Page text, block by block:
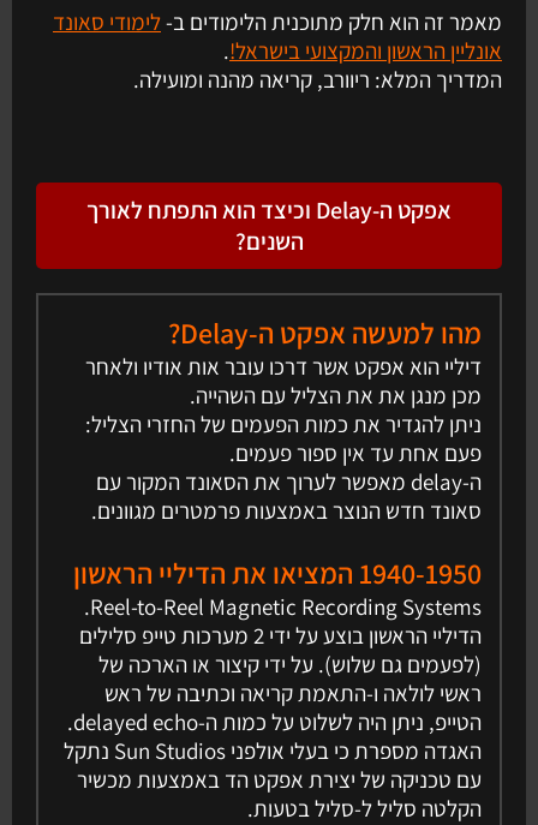
מאמר זה הוא חלק מתוכנית הלימודים ב-לימודי סאונד
אונליין הראשון והמקצועי בישראל!.
המדריך המלא: ריוורב, קריאה מהנה ומועילה.
אפקט ה-Delay וכיצד הוא התפתח לאורך
השנים?
מהו למעשה אפקט ה-Delay?
דיליי הוא אפקט אשר דרכו עובר אות אודיו ולאחר
מכן מנגן את את הצליל עם השהייה.
ניתן להגדיר את כמות הפעמים של החזרי הצליל:
פעם אחת עד אין ספור פעמים.
ה-delay מאפשר לערוך את הסאונד המקור עם
סאונד חדש הנוצר באמצעות פרמטרים מגוונים.
1940-1950 המציאו את הדיליי הראשון
Reel-to-Reel Magnetic Recording Systems.
הדיליי הראשון בוצע על ידי 2 מערכות טייפ סלילים
(לפעמים גם שלוש). על ידי קיצור או הארכה של
ראשי לולאה ו-התאמת קריאה וכתיבה של ראש
הטייפ, ניתן היה לשלוט על כמות ה-delayed echo.
האגדה מספרת כי בעלי אולפני Sun Studios נתקל
עם טכניקה של יצירת אפקט הד באמצעות מכשיר
הקלטה סליל ל-סליל בטעות.